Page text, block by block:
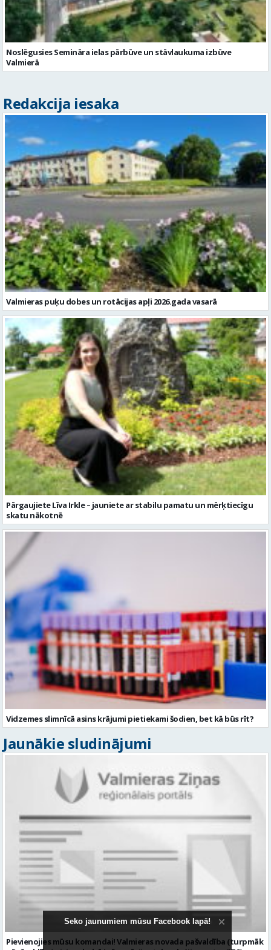
Noslēgusies Semināra ielas pārbūve un stāvlaukuma izbūve
Valmierā
Redakcija iesaka
Valmieras puķu dobes un rotācijas apļi 2026.gada vasarā
Pārgaujiete Līva Irkle – jauniete ar stabilu pamatu un mērķtiecīgu
skatu nākotnē
Vidzemes slimnīcā asins krājumi pietiekami šodien, bet kā būs rīt?
Jaunākie sludinājumi
Pievienojies mūsu komandai! Valmieras novada pašvaldība (turpmāk
Seko jaunumiem mūsu Facebook lapā!